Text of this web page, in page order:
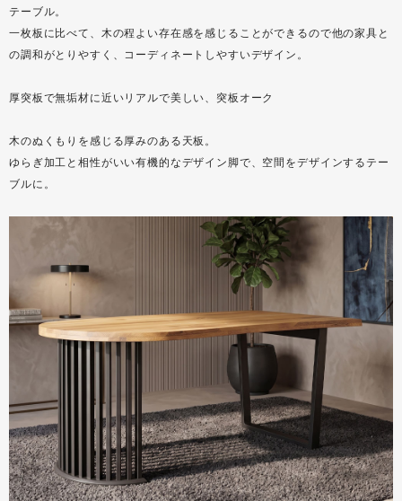
テーブル。
一枚板に比べて、木の程よい存在感を感じることができるので他の家具と
の調和がとりやすく、コーディネートしやすいデザイン。
厚突板で無垢材に近いリアルで美しい、突板オーク
木のぬくもりを感じる厚みのある天板。
ゆらぎ加工と相性がいい有機的なデザイン脚で、空間をデザインするテー
ブルに。